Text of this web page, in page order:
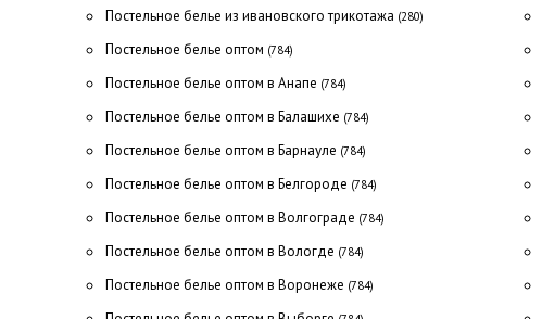
Постельное белье из ивановского трикотажа (280)
Постельное белье оптом (784)
Постельное белье оптом в Анапе (784)
Постельное белье оптом в Балашихе (784)
Постельное белье оптом в Барнауле (784)
Постельное белье оптом в Белгороде (784)
Постельное белье оптом в Волгограде (784)
Постельное белье оптом в Вологде (784)
Постельное белье оптом в Воронеже (784)